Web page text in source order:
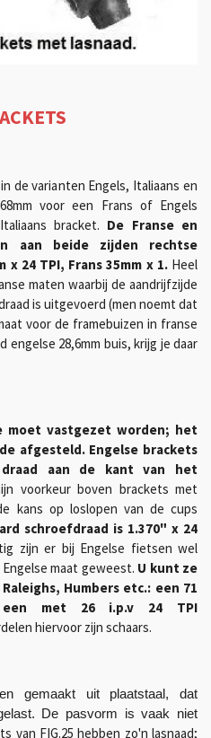
de varianten Engels, Italiaans en
voor een Frans of Engels
bracket. De Franse en
aan beide zijden rechtse
24 TPI, Frans 35mm x 1. Heel
maten waarbij de aandrijfzijde
is uitgevoerd (men noemt dat
voor de framebuizen in franse
engelse 28,6mm buis, krijg je daar
moet vastgezet worden; het
afgesteld. Engelse brackets
aan de kant van het
voorkeur boven brackets met
kans op loslopen van de cups
schroefdraad is 1.370" x 24
zijn er bij Engelse fietsen wel
maat geweest. U kunt ze
Humbers etc.: een 71
met 26 i.p.v 24 TPI
hiervoor zijn schaars.
gemaakt uit plaatstaal, dat
De pasvorm is vaak niet
van FIG.25 hebben zo'n lasnaad;